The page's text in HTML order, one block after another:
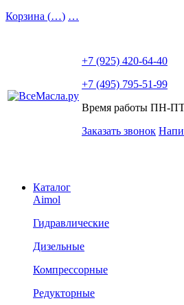
Корзина (…) …
+7 (925) 420-64-40
+7 (495) 795-51-99
Время работы ПН-
Заказать звонок
Каталог
Aimol
Гидравлические
Дизельные
Компрессорные
Редукторные